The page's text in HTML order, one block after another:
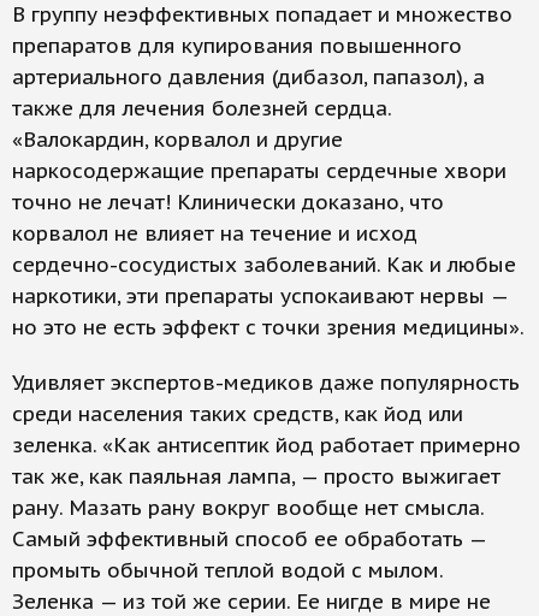
В группу неэффективных попадает и множество
препаратов для купирования повышенного
артериального давления (дибазол, папазол), а
также для лечения болезней сердца.
«Валокардин, корвалол и другие
наркосодержащие препараты сердечные хвори
точно не лечат! Клинически доказано, что
корвалол не влияет на течение и исход
сердечно-сосудистых заболеваний. Как и любые
наркотики, эти препараты успокаивают нервы —
но это не есть эффект с точки зрения медицины».
Удивляет экспертов-медиков даже популярность
среди населения таких средств, как йод или
зеленка. «Как антисептик йод работает примерно
так же, как паяльная лампа, — просто выжигает
рану. Мазать рану вокруг вообще нет смысла.
Самый эффективный способ ее обработать —
промыть обычной теплой водой с мылом.
Зеленка — из той же серии. Ее нигде в мире не